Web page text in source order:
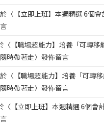
〈 【立即上班】本週精選 6個會
〈 【職場超能力】培養「可轉移
時帶著走〉發佈留言
〈 【職場超能力】培養「可轉
時帶著走〉發佈留言
〈 【立即上班】本週精選 6個會